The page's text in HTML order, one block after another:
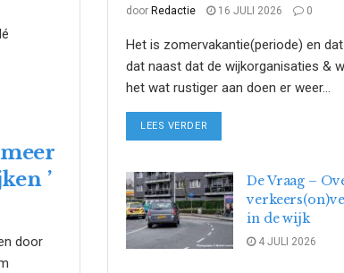
’
door
door Redactie 16 JULI 2026 0
Het is zomervakantie(periode) en
dat naast dat de wijkorganisaties &
het wat rustiger aan doen er weer...
LEES VERDER
De Vraag –
in de wijk
4 JULI 2026